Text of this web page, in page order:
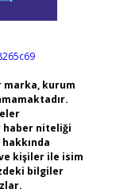
kurum
haber niteliği
kişiler ile isim
bilgiler